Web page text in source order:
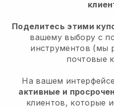
Поделитесь этими
вашему выбору с
инструментов (мы
почтовые
На вашем интерфейсе
активные и
клиентов, которые